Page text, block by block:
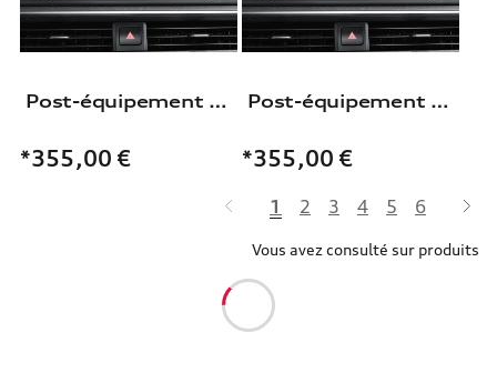
Post-équipement caméra de recul
*355,00 €
Post-équipement caméra de recul
*355,00 €
1 2 3 4 5 6
Vous avez consulté sur produits